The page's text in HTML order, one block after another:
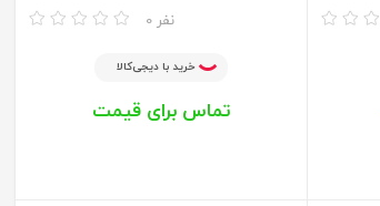
0 نفر
خرید با دیجی‌کالا
تماس برای قیمت